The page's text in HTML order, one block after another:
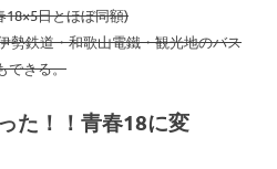
18×5日とほぼ同額)
勢鉄道・和歌山電鐵・観光地のバス
できる。
た！！青春18に変